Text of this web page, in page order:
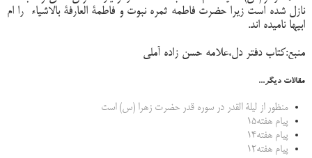
نازل شده است زیرا حضرت فاطمه ثمره نبوت و فاطمة العارفة بالاشیاء را ام
ابیها نامیده اند.
منبع:کتاب دفتر دل،علامه حسن زاده آملی
مقالات دیگر...
منظور از لیلة القدر در سوره قدر حضرت زهرا (س) است
پیام هفته15
پیام هفته14
پیام هفته12